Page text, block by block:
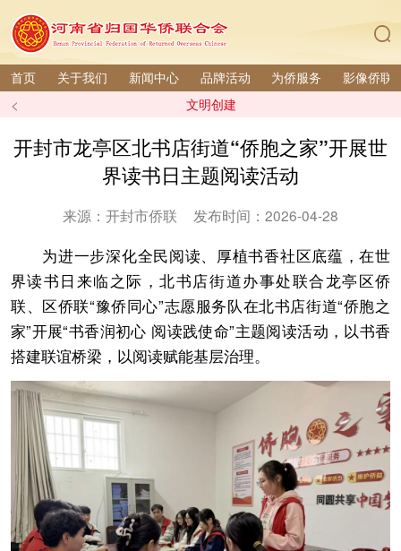
首页 关于我们 新闻中心 品牌活动 为侨服务 影像侨联
< 文明创建
开封市龙亭区北书店街道“侨胞之家”开展世
界读书日主题阅读活动
来源：开封市侨联 发布时间：2026-04-28
为进一步深化全民阅读、厚植书香社区底蕴，在世
界读书日来临之际，北书店街道办事处联合龙亭区侨
联、区侨联“豫侨同心”志愿服务队在北书店街道“侨胞之
家”开展“书香润初心 阅读践使命”主题阅读活动，以书香
搭建联谊桥梁，以阅读赋能基层治理。